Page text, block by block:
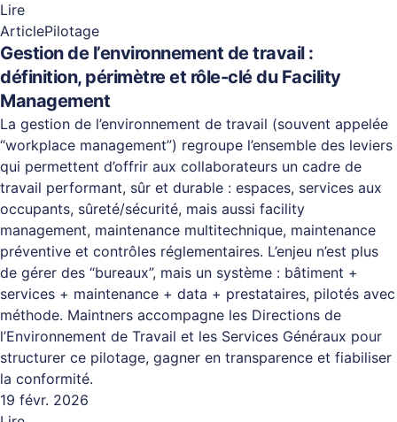
Lire
ArticlePilotage
Gestion de l’environnement de travail :
définition, périmètre et rôle-clé du Facility
Management
La gestion de l’environnement de travail (souvent appelée
“workplace management”) regroupe l’ensemble des leviers
qui permettent d’offrir aux collaborateurs un cadre de
travail performant, sûr et durable : espaces, services aux
occupants, sûreté/sécurité, mais aussi facility
management, maintenance multitechnique, maintenance
préventive et contrôles réglementaires. L’enjeu n’est plus
de gérer des “bureaux”, mais un système : bâtiment +
services + maintenance + data + prestataires, pilotés avec
méthode. Maintners accompagne les Directions de
l’Environnement de Travail et les Services Généraux pour
structurer ce pilotage, gagner en transparence et fiabiliser
la conformité.
19 févr. 2026